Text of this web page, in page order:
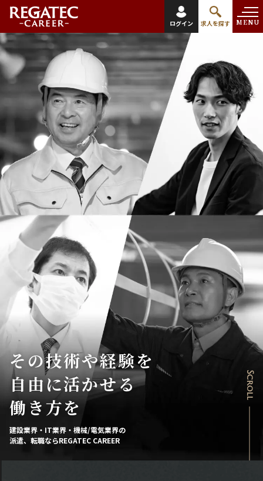
ログイン 求人を探す MENU
Scroll
その技術や経験を
自由に活かせる
働き方を
建設業界・IT業界・機械/電気業界の
派遣、転職ならREGATEC CAREER